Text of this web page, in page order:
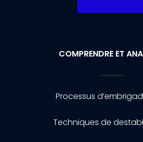
COMPRENDRE ET
Processus
Techniques de